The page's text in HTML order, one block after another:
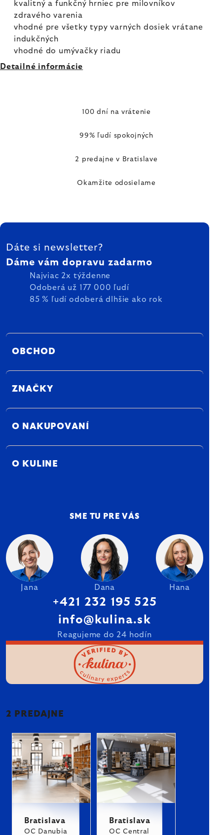
kvalitný a funkčný hrniec pre milovníkov
zdravého varenia
vhodné pre všetky typy varných dosiek vrátane
indukčných
vhodné do umývačky riadu
Detailné informácie
100 dní na vrátenie
99% ľudí spokojných
2 predajne v Bratislave
Okamžite odosielame
ZÁPÄTIE
Dáte si newsletter?
Dáme vám dopravu zadarmo
Najviac 2x týždenne
Odoberá už 177 000 ľudí
85 % ľudí odoberá dlhšie ako rok
OBCHOD
ZNAČKY
O NAKUPOVANÍ
O KULINE
SME TU PRE VÁS
Jana Dana Hana
+421 232 195 525
info@kulina.sk
Reagujeme do 24 hodín
2 PREDAJNE
Bratislava
OC Danubia
Bratislava
OC Central